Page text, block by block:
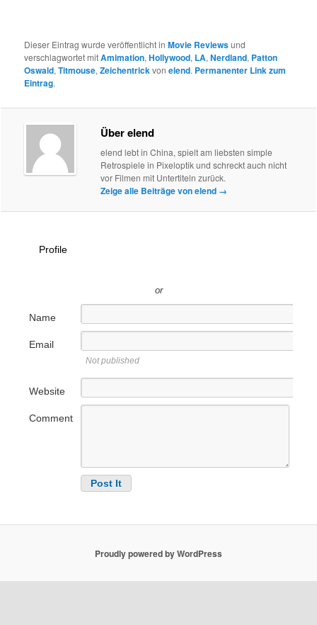
Dieser Eintrag wurde veröffentlicht inMovie Reviewsund
verschlagwortet mitAmimation,Hollywood, LA,Nerdland, Patton
Oswald,Titmouse,Zeichentrickvonelend. Permanenter Link zum
Eintrag.
Über elend
elend lebt in China, spielt am liebsten simple
Retrospiele in Pixeloptik und schreckt auch nicht
vor Filmen mit Untertiteln zurück.
Zeige alle Beiträge von elend →
Profile
or
Name
Email
Not published
Website
Comment
Proudly powered by WordPress